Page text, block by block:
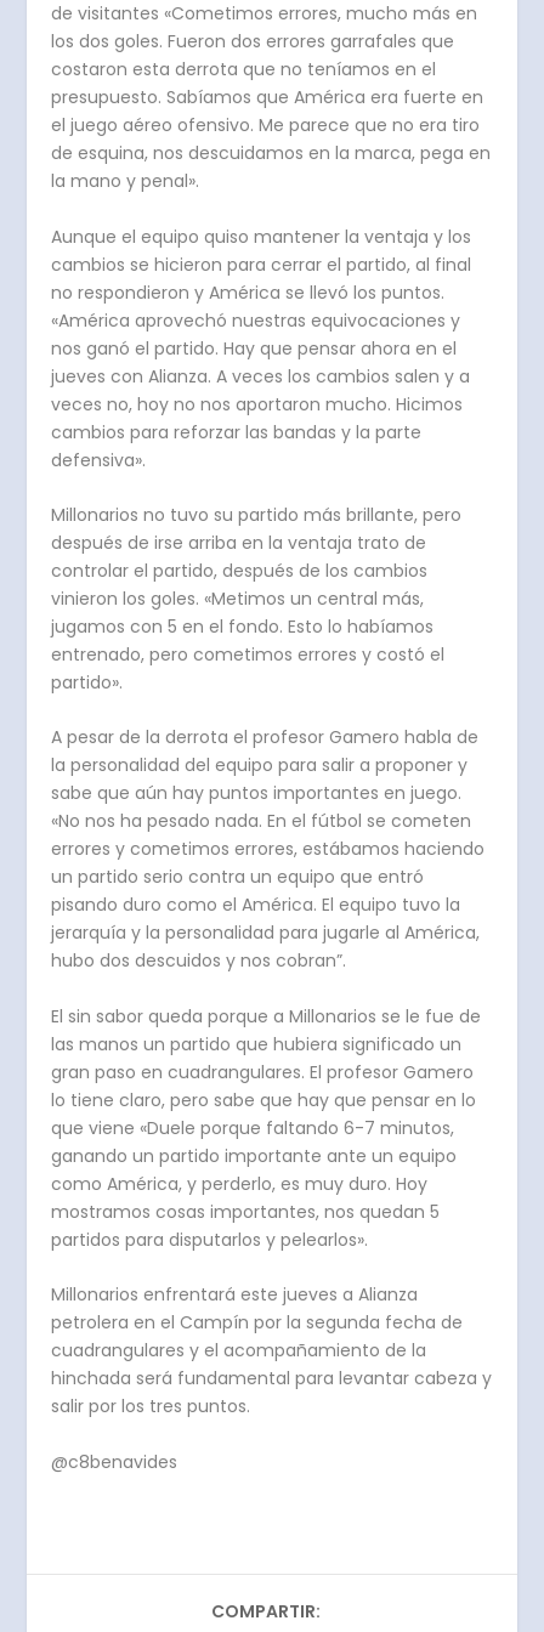
de visitantes «Cometimos errores, mucho más en
los dos goles. Fueron dos errores garrafales que
costaron esta derrota que no teníamos en el
presupuesto. Sabíamos que América era fuerte en
el juego aéreo ofensivo. Me parece que no era tiro
de esquina, nos descuidamos en la marca, pega en
la mano y penal».
Aunque el equipo quiso mantener la ventaja y los
cambios se hicieron para cerrar el partido, al final
no respondieron y América se llevó los puntos.
«América aprovechó nuestras equivocaciones y
nos ganó el partido. Hay que pensar ahora en el
jueves con Alianza. A veces los cambios salen y a
veces no, hoy no nos aportaron mucho. Hicimos
cambios para reforzar las bandas y la parte
defensiva».
Millonarios no tuvo su partido más brillante, pero
después de irse arriba en la ventaja trato de
controlar el partido, después de los cambios
vinieron los goles. «Metimos un central más,
jugamos con 5 en el fondo. Esto lo habíamos
entrenado, pero cometimos errores y costó el
partido».
A pesar de la derrota el profesor Gamero habla de
la personalidad del equipo para salir a proponer y
sabe que aún hay puntos importantes en juego.
«No nos ha pesado nada. En el fútbol se cometen
errores y cometimos errores, estábamos haciendo
un partido serio contra un equipo que entró
pisando duro como el América. El equipo tuvo la
jerarquía y la personalidad para jugarle al América,
hubo dos descuidos y nos cobran”.
El sin sabor queda porque a Millonarios se le fue de
las manos un partido que hubiera significado un
gran paso en cuadrangulares. El profesor Gamero
lo tiene claro, pero sabe que hay que pensar en lo
que viene «Duele porque faltando 6-7 minutos,
ganando un partido importante ante un equipo
como América, y perderlo, es muy duro. Hoy
mostramos cosas importantes, nos quedan 5
partidos para disputarlos y pelearlos».
Millonarios enfrentará este jueves a Alianza
petrolera en el Campín por la segunda fecha de
cuadrangulares y el acompañamiento de la
hinchada será fundamental para levantar cabeza y
salir por los tres puntos.
@c8benavides
COMPARTIR: